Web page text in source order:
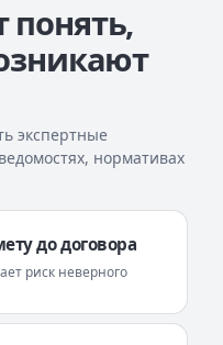
понять,
экспертные
нормативах
до договора
риск неверного